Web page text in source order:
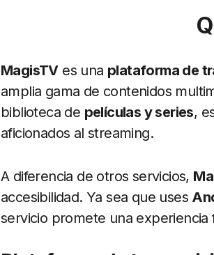
MagisTVes una plataforma de
amplia gama de contenidos
biblioteca de películas y series,
aficionados al streaming.
A diferencia de otros servicios,
accesibilidad. Ya sea que uses
servicio promete una experiencia